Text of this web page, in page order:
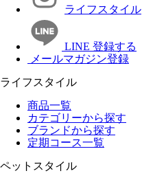
ライフスタイル
LINE 登録する
メールマガジン登録
ライフスタイル
商品一覧
カテゴリーから探す
ブランドから探す
定期コース一覧
ペットスタイル